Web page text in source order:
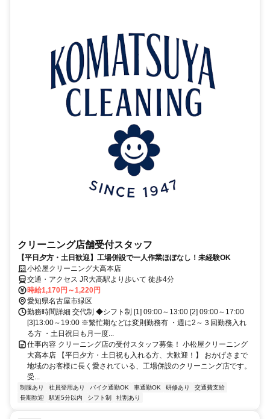
クリーニング店舗受付スタッフ
【平日夕方・土日歓迎】工場併設で一人作業ほぼなし！未経験OK
小松屋クリーニング大高本店
交通・アクセス JR大高駅より歩いて 徒歩4分
時給1,170円～1,220円
愛知県名古屋市緑区
勤務時間詳細 交代制 ◆シフト制 [1] 09:00～13:00 [2] 09:00～17:00
[3]13:00～19:00 ※繁忙期などは変則勤務有 ・週に2～３回勤務入れ
る方 ・土日祝日も月一度...
仕事内容 クリーニング店の受付スタッフ募集！ 小松屋クリーニング
大高本店 【平日夕方・土日祝も入れる方、大歓迎！】 おかげさまで
地域のお客様に長く愛されている、工場併設のクリーニング店です。
受...
制服あり 社員登用あり バイク通勤OK 車通勤OK 研修あり
交通費支給
長期歓迎
駅近5分以内 シフト制 社割あり